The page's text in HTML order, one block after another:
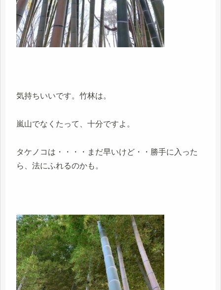
気持ちいいです。竹林は。
嵐山でなくたって、十分ですよ。
タケノコは・・・・まだ早いけど・・勝手に入った
ら、法にふれるのかも。